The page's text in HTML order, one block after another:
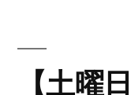
【土曜